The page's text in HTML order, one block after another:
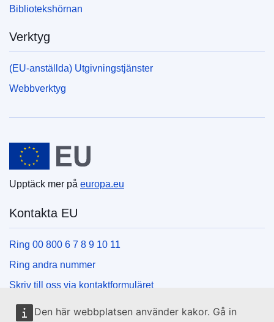
Den här webbplatsen använder kakor. Gå in
Bibliotekshörnan
Verktyg
(EU-anställda) Utgivningstjänster
Webbverktyg
Europeiska unionen
Upptäck mer på europa.eu
Kontakta EU
Ring 00 800 6 7 8 9 10 11
Ring andra nummer
Skriv till oss via kontaktformuläret
Besök ett EU-centrum